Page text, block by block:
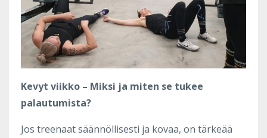
Kevyt viikko – Miksi ja miten se tukee
palautumista?
Jos treenaat säännöllisesti ja kovaa, on tärkeää